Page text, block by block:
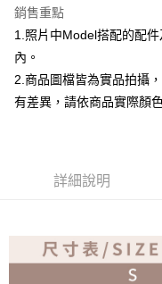
運送方式
全家取貨付款
付款後全家取貨
免運費
銷售重點
1.照片中Model搭配的配
內。
2.商品圖檔皆為實品拍攝
有差異，請依商品實際顏
詳細說明